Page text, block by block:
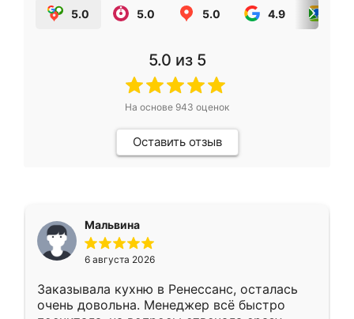
5.0 5.0 5.0 4.9
5.0 из 5
На основе 943 оценок
Оставить отзыв
Мальвина
6 августа 2026
Заказывала кухню в Ренессанс, осталась
очень довольна. Менеджер всё быстро